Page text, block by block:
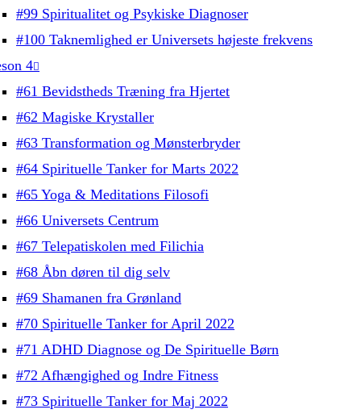
#99 Spiritualitet og Psykiske Diagnoser
#100 Taknemlighed er Universets højeste frekvens
4
#61 Bevidstheds Træning fra Hjertet
#62 Magiske Krystaller
#63 Transformation og Mønsterbryder
#64 Spirituelle Tanker for Marts 2022
#65 Yoga & Meditations Filosofi
#66 Universets Centrum
#67 Telepatiskolen med Filichia
#68 Åbn døren til dig selv
#69 Shamanen fra Grønland
#70 Spirituelle Tanker for April 2022
#71 ADHD Diagnose og De Spirituelle Børn
#72 Afhængighed og Indre Fitness
#73 Spirituelle Tanker for Maj 2022